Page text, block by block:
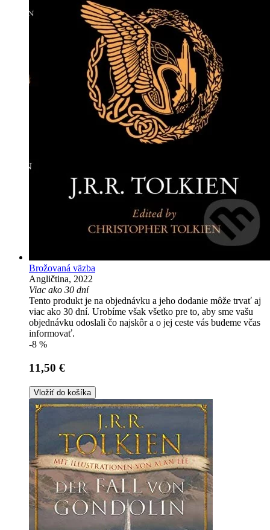
Brožovaná väzba
Angličtina, 2022
Viac ako 30 dní
Tento produkt je na objednávku a jeho dodanie môže trvať aj
viac ako 30 dní. Urobíme však všetko pre to, aby sme vašu
objednávku odoslali čo najskôr a o jej ceste vás budeme včas
informovať.
-8 %
11,50 €
Vložiť do košíka